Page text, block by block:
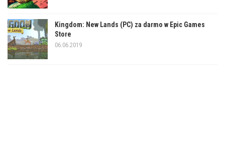
Kingdom: New Lands (PC) za darmo w Epic Games
Store
06.06.2019